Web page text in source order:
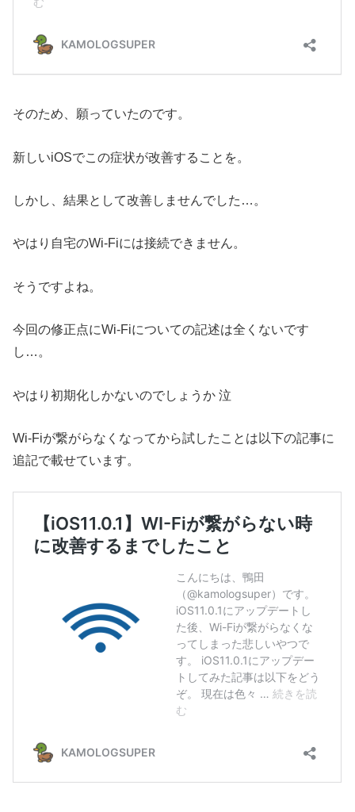
そのため、願っていたのです。
新しいiOSでこの症状が改善することを。
しかし、結果として改善しませんでした…。
やはり自宅のWi-Fiには接続できません。
そうですよね。
今回の修正点にWi-Fiについての記述は全くないです
し…。
やはり初期化しかないのでしょうか 泣
Wi-Fiが繋がらなくなってから試したことは以下の記事に
追記で載せています。